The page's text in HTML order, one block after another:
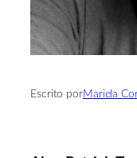
Escrito porMariela